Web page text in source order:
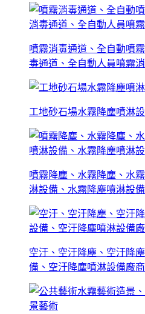
噴霧消毒通道、全自動噴
毒通道、全自動人員噴霧
工地砂石場水霧降塵噴淋
噴霧降塵、水霧降塵、水
淋設備、水霧降塵噴淋設備
空汙、空汙降塵、空汙降
備、空汙降塵噴淋設備廠商